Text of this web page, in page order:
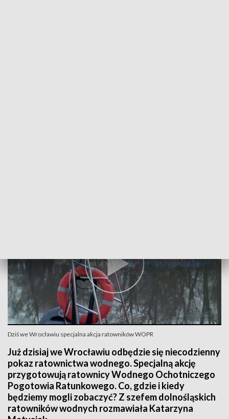
Dziś we Wrocławiu specjalna akcja ratowników WOPR
Już dzisiaj we Wrocławiu odbędzie się niecodzienny
pokaz ratownictwa wodnego. Specjalną akcję
przygotowują ratownicy Wodnego Ochotniczego
Pogotowia Ratunkowego. Co, gdzie i kiedy
będziemy mogli zobaczyć? Z szefem dolnośląskich
ratowników wodnych rozmawiała Katarzyna